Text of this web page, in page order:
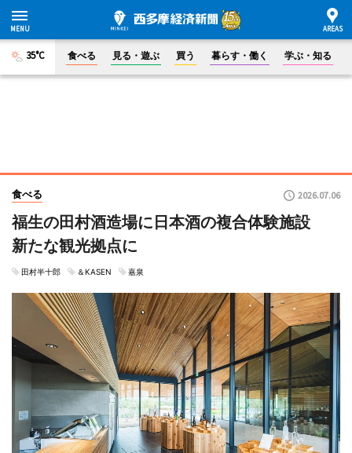
35°C 食べる 見る・遊ぶ 買う 暮らす・働く 学ぶ・知る
食べる 2026.07.06
福生の田村酒造場に日本酒の複合体験施設
新たな観光拠点に
田村半十郎 ＆KASEN 嘉泉